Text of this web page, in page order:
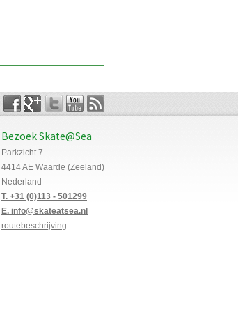
Bezoek Skate@Sea
Parkzicht 7
4414 AE Waarde (Zeeland)
Nederland
T. +31 (0)113 - 501299
E. info@skateatsea.nl
routebeschrijving